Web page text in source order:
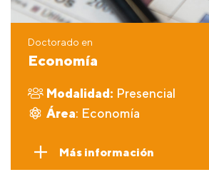
Doctorado en
Economía
Modalidad: Presencial
Área: Economía
Más información